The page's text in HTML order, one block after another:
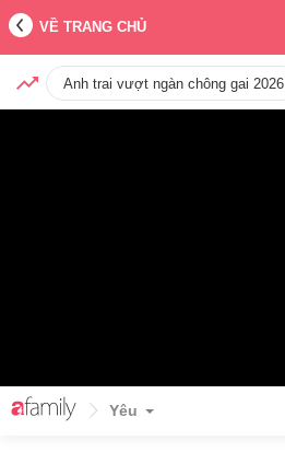
VỀ TRANG CHỦ
Anh trai vượt ngàn chông gai 2026
Yêu